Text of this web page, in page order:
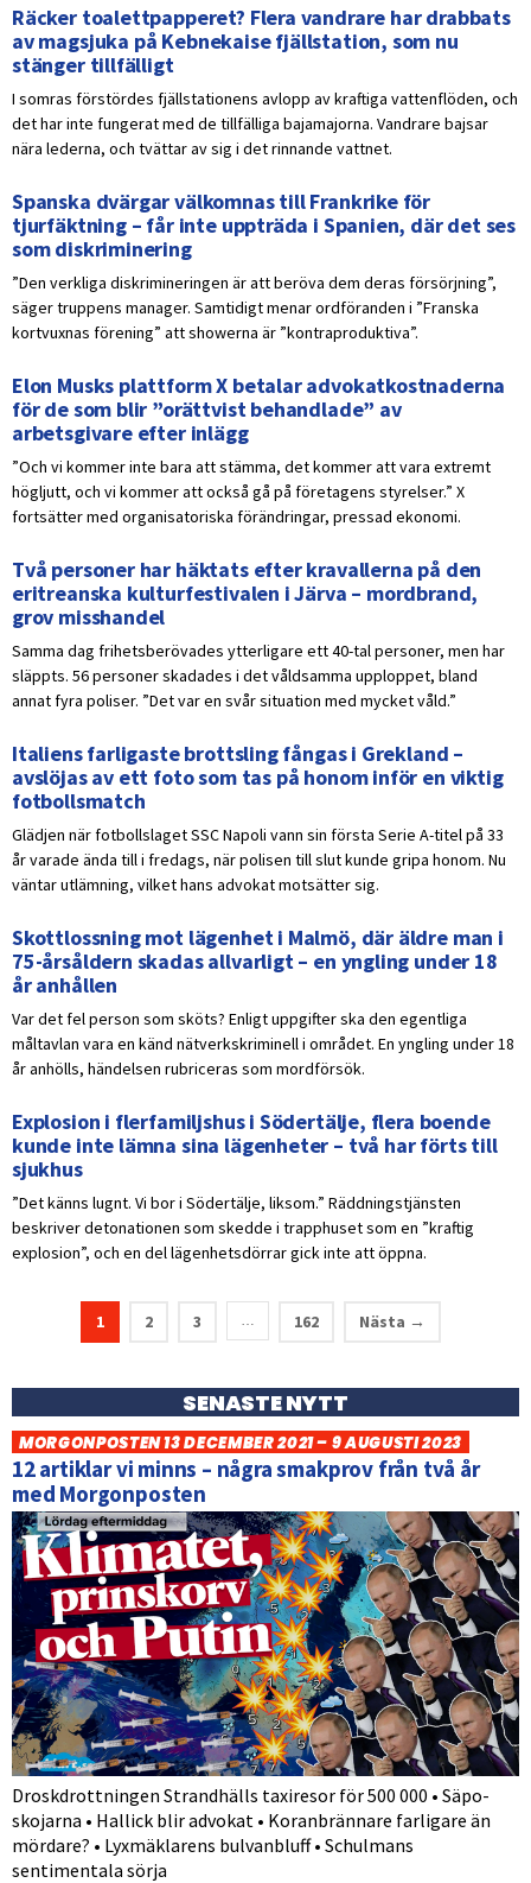
Räcker toalettpapperet? Flera vandrare har drabbats
av magsjuka på Kebnekaise fjällstation, som nu
stänger tillfälligt
I somras förstördes fjällstationens avlopp av kraftiga vattenflöden, och
det har inte fungerat med de tillfälliga bajamajorna. Vandrare bajsar
nära lederna, och tvättar av sig i det rinnande vattnet.
Spanska dvärgar välkomnas till Frankrike för
tjurfäktning – får inte uppträda i Spanien, där det ses
som diskriminering
”Den verkliga diskrimineringen är att beröva dem deras försörjning”,
säger truppens manager. Samtidigt menar ordföranden i ”Franska
kortvuxnas förening” att showerna är ”kontraproduktiva”.
Elon Musks plattform X betalar advokatkostnaderna
för de som blir ”orättvist behandlade” av
arbetsgivare efter inlägg
”Och vi kommer inte bara att stämma, det kommer att vara extremt
högljutt, och vi kommer att också gå på företagens styrelser.” X
fortsätter med organisatoriska förändringar, pressad ekonomi.
Två personer har häktats efter kravallerna på den
eritreanska kulturfestivalen i Järva – mordbrand,
grov misshandel
Samma dag frihetsberövades ytterligare ett 40-tal personer, men har
släppts. 56 personer skadades i det våldsamma upploppet, bland
annat fyra poliser. ”Det var en svår situation med mycket våld.”
Italiens farligaste brottsling fångas i Grekland –
avslöjas av ett foto som tas på honom inför en viktig
fotbollsmatch
Glädjen när fotbollslaget SSC Napoli vann sin första Serie A-titel på 33
år varade ända till i fredags, när polisen till slut kunde gripa honom. Nu
väntar utlämning, vilket hans advokat motsätter sig.
Skottlossning mot lägenhet i Malmö, där äldre man i
75-årsåldern skadas allvarligt – en yngling under 18
år anhållen
Var det fel person som sköts? Enligt uppgifter ska den egentliga
måltavlan vara en känd nätverkskriminell i området. En yngling under 18
år anhölls, händelsen rubriceras som mordförsök.
Explosion i flerfamiljshus i Södertälje, flera boende
kunde inte lämna sina lägenheter – två har förts till
sjukhus
”Det känns lugnt. Vi bor i Södertälje, liksom.” Räddningstjänsten
beskriver detonationen som skedde i trapphuset som en ”kraftig
explosion”, och en del lägenhetsdörrar gick inte att öppna.
1 2 3 … 162 Nästa →
SENASTE NYTT
MORGONPOSTEN 13 DECEMBER 2021 – 9 AUGUSTI 2023
12 artiklar vi minns – några smakprov från två år
med Morgonposten
Droskdrottningen Strandhälls taxiresor för 500 000 • Säpo-
skojarna • Hallick blir advokat • Koranbrännare farligare än
mördare? • Lyxmäklarens bulvanbluff • Schulmans
sentimentala sörja